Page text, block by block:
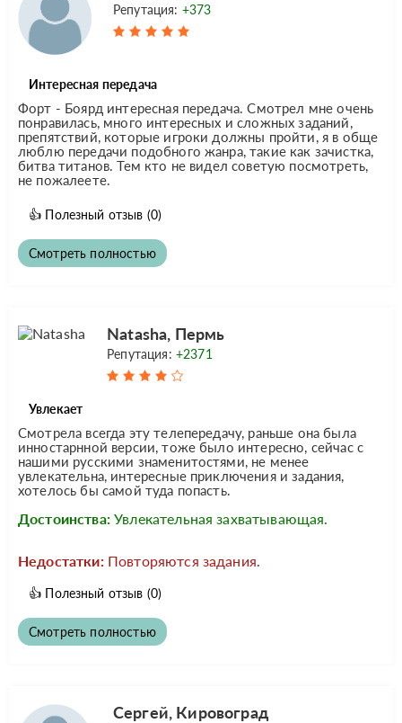
Репутация: +373
Интересная передача
Форт - Боярд интересная передача. Смотрел мне очень
понравилась, много интересных и сложных заданий,
препятствий, которые игроки должны пройти, я в обще
люблю передачи подобного жанра, такие как зачистка,
битва титанов. Тем кто не видел советую посмотреть,
не пожалеете.
👍 Полезный отзыв (0)
Смотреть полностью
Natasha, Пермь
Репутация: +2371
Увлекает
Смотрела всегда эту телепередачу, раньше она была
инностарнной версии, тоже было интересно, сейчас с
нашими русскими знаменитостями, не менее
увлекательна, интересные приключения и задания,
хотелось бы самой туда попасть.
Достоинства: Увлекательная захватывающая.
Недостатки: Повторяются задания.
👍 Полезный отзыв (0)
Смотреть полностью
Сергей, Кировоград